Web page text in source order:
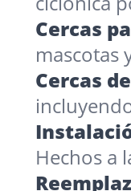
Cercas
mascotas
Cercas
Hechos a